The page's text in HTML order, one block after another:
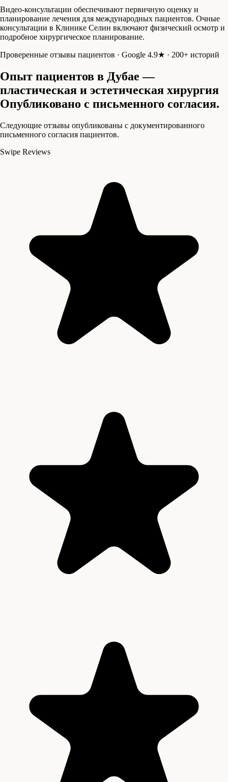
Видео-консультации обеспечивают первичную оценку и
планирование лечения для международных пациентов. Очные
консультации в Клинике Селин включают физический осмотр и
подробное хирургическое планирование.
Проверенные отзывы пациентов · Google 4.9★ · 200+ историй
Опыт пациентов в Дубае —
пластическая и эстетическая хирургия
Опубликовано с письменного согласия.
Следующие отзывы опубликованы с документированного
письменного согласия пациентов.
Swipe Reviews